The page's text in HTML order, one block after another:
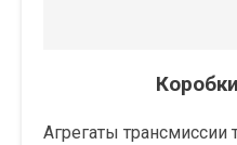
Агрегаты трансмиссии